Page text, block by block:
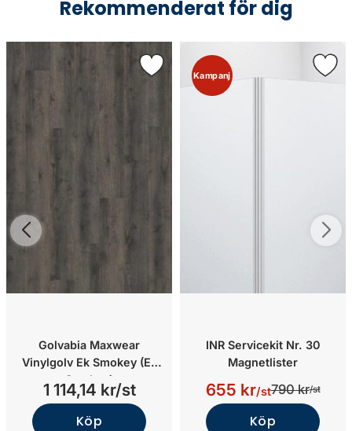
Rekommenderat för dig
Golvabia Maxwear
Vinylgolv Ek Smokey (Ek
Smokey)
1 114,14 kr/st
Köp
Kampanj
INR Servicekit Nr. 30
Magnetlister
655 kr/st790 kr/st
Köp